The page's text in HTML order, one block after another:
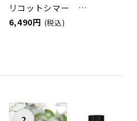
リコットシマー
ASHLEIGH&BURWOOD（ア
6,490円 (税込)